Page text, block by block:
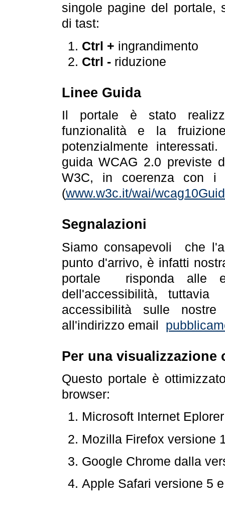
singole pagine del portale,
di tast:
Ctrl + ingrandimento
Ctrl -riduzione
Linee Guida
Il portale è stato
funzionalità e la
potenzialmente
guida WCAG 2.0 previste
W3C, in coerenza con i
(www.w3c.it/wai/
Segnalazioni
Siamo consapevoli che
punto d'arrivo, è infatti
portale risponda alle
dell'accessibilità,
accessibilità sulle
all'indirizzo email
Per una visualizzazione
Questo portale è
browser:
Microsoft Internet
Mozilla Firefox versione
Google Chrome dalla
Apple Safari versione 5